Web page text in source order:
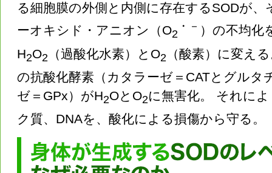
る細胞膜の外側と内側に存在するSODが
ーオキシド・アニオン（O2
・－ ）の不均化
H2O2 （過酸化水素）とO2
（酸素）に変え
の抗酸化酵素（カタラーゼ＝CATとグルタ
ゼ＝GPx）がH2OとO2に無害化。 それに
ク質、DNAを、酸化による損傷から守る。